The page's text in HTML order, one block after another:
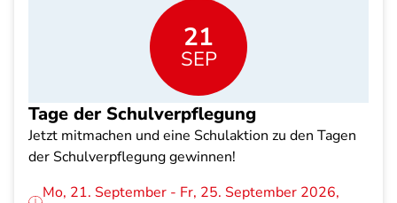
21
SEP
Tage der Schulverpflegung
Jetzt mitmachen und eine Schulaktion zu den Tagen
der Schulverpflegung gewinnen!
Mo, 21. September - Fr, 25. September 2026,